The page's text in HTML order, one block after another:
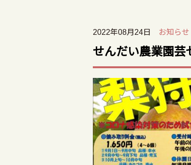
2022年08月24日 お知らせ
せんだい農業園